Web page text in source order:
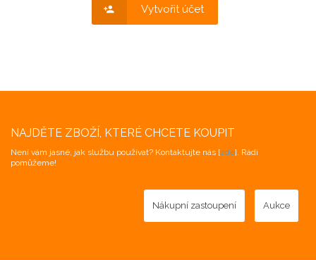
Vytvořit účet
NAJDĚTE ZBOŽÍ, KTERÉ CHCETE KOUPIT
Není vám jasné, jak službu používat? Kontaktujte nás [zde]. Rádi
pomůžeme!
Nákupní zastoupení Aukce